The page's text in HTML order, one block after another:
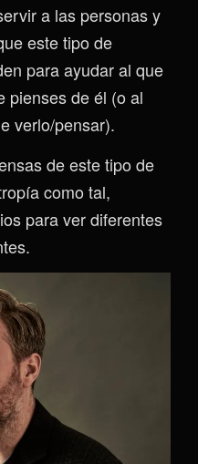
a las personas y
este tipo de
para ayudar al que
pienses de él (o al
verlo/pensar).
de este tipo de
como tal,
para ver diferentes